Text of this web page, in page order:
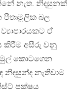
නැත. නිදසුනක්
පීතෘමූලික බල
ඒ
කිරීම අසීරු වනු
මුල් කොටගෙන
නිදසුන්ද නැතිවාම
පක්ෂය